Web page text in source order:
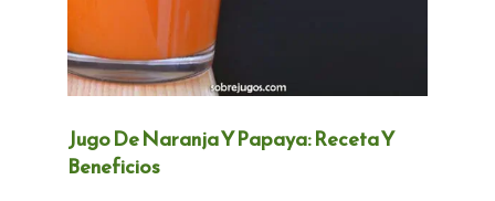
Jugo De Naranja Y Papaya: Receta Y
Beneficios